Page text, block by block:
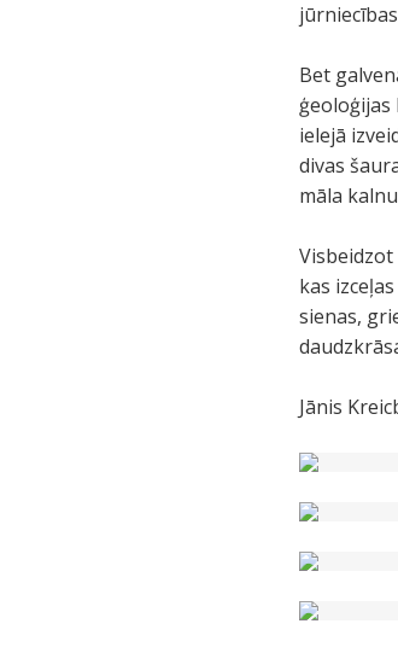
Bet
ielejā
divas
māla
kas
sienas,
Jānis